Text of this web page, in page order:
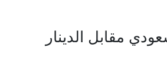
مقابل الدينار